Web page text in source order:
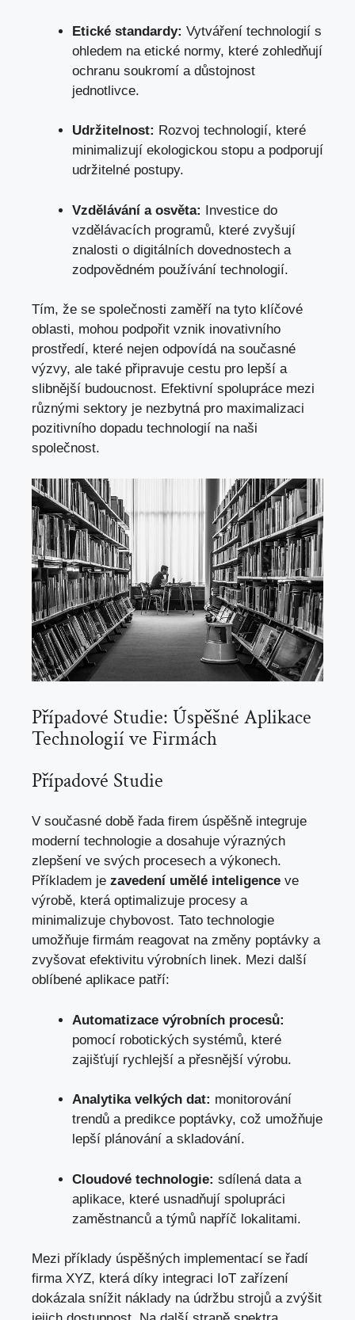
Etické standardy: Vytváření technologií s
ohledem na etické normy, které zohledňují
ochranu soukromí a důstojnost
jednotlivce.
Udržitelnost: Rozvoj technologií, které
minimalizují ekologickou stopu a podporují
udržitelné postupy.
Vzdělávání a osvěta: Investice do
vzdělávacích programů, které zvyšují
znalosti o digitálních dovednostech a
zodpovědném používání technologií.
Tím, že se společnosti zaměří na tyto klíčové
oblasti, mohou podpořit vznik inovativního
prostředí, které nejen odpovídá na současné
výzvy, ale také připravuje cestu pro lepší a
slibnější budoucnost. Efektivní spolupráce mezi
různými sektory je nezbytná pro maximalizaci
pozitivního dopadu technologií na naši
společnost.
Případové Studie: Úspěšné Aplikace
Technologií ve Firmách
Případové Studie
V současné době řada firem úspěšně integruje
moderní technologie a dosahuje výrazných
zlepšení ve svých procesech a výkonech.
Příkladem je zavedení umělé inteligence ve
výrobě, která optimalizuje procesy a
minimalizuje chybovost. Tato technologie
umožňuje firmám reagovat na změny poptávky a
zvyšovat efektivitu výrobních linek. Mezi další
oblíbené aplikace patří:
Automatizace výrobních procesů:
pomocí robotických systémů, které
zajišťují rychlejší a přesnější výrobu.
Analytika velkých dat: monitorování
trendů a predikce poptávky, což umožňuje
lepší plánování a skladování.
Cloudové technologie: sdílená data a
aplikace, které usnadňují spolupráci
zaměstnanců a týmů napříč lokalitami.
Mezi příklady úspěšných implementací se řadí
firma XYZ, která díky integraci IoT zařízení
dokázala snížit náklady na údržbu strojů a zvýšit